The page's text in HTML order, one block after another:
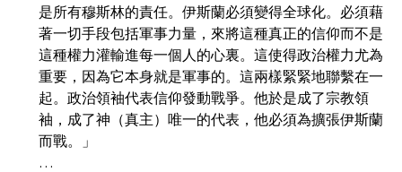
是所有穆斯林的責任。伊斯蘭必須變得全球化。必須藉
著一切手段包括軍事力量，來將這種真正的信仰而不是
這種權力灌輸進每一個人的心裏。這使得政治權力尤為
重要，因為它本身就是軍事的。這兩樣緊緊地聯繫在一
起。政治領袖代表信仰發動戰爭。他於是成了宗教領
袖，成了神（真主）唯一的代表，他必須為擴張伊斯蘭
而戰。」
…